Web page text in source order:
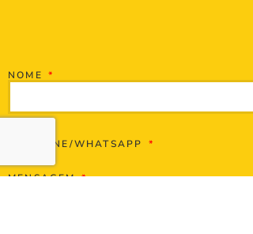
NOME
TELEFONE/WHATSAPP
MENSAGEM